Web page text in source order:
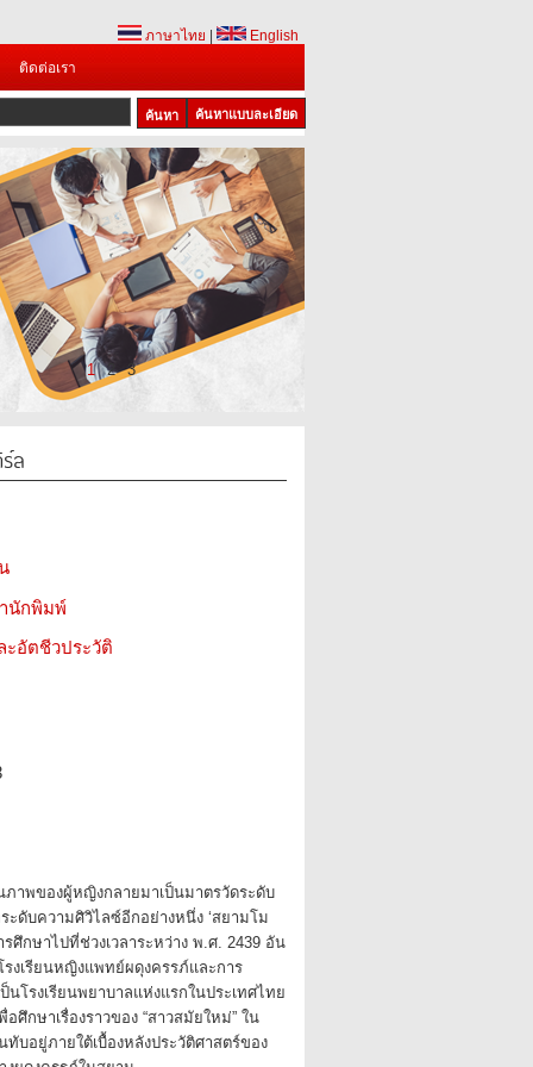
ภาษาไทย
English
ติดต่อเรา
ค้นหาแบบละเอียด
1 2 3
ล
นักพิมพ์
ะอัตชีวประวัติ
ภาพของผู้หญิงกลายมาเป็นมาตรวัดระดับ
ะดับความศิวิไลซ์อีกอย่างหนึ่ง ‘สยามโม
รศึกษาไปที่ช่วงเวลาระหว่าง พ.ศ. 2439 อัน
รงเรียนหญิงแพทย์ผดุงครรภ์และการ
นโรงเรียนพยาบาลแห่งแรกในประเทศไทย
อศึกษาเรื่องราวของ “สาวสมัยใหม่” ใน
ทับอยู่ภายใต้เบื้องหลังประวัติศาสตร์ของ